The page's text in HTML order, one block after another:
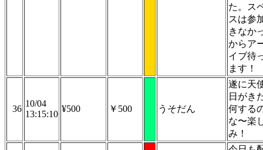
た。ス
スは参
きなか
からア
イブ待
ます！
36
10/04
13:15:10
¥500 ￥500 うそだん
遂に天
日がき
何する
な〜楽
み！